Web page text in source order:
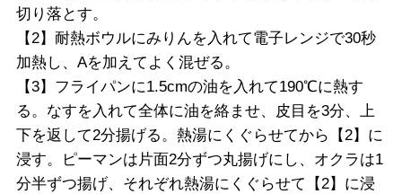
切り落とす。
【2】耐熱ボウルにみりんを入れて電子レンジで30秒
加熱し、Aを加えてよく混ぜる。
【3】フライパンに1.5cmの油を入れて190℃に熱す
る。なすを入れて全体に油を絡ませ、皮目を3分、上
下を返して2分揚げる。熱湯にくぐらせてから【2】に
浸す。ピーマンは片面2分ずつ丸揚げにし、オクラは1
分半ずつ揚げ、それぞれ熱湯にくぐらせて【2】に浸